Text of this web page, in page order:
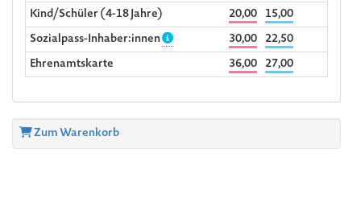
Kind/Schüler (4-18 Jahre)
20,00
15,00
Sozialpass-Inhaber:innen
30,00
22,50
Ehrenamtskarte
36,00 27,00
Zum Warenkorb